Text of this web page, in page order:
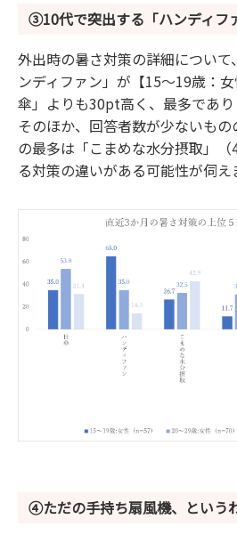
③10代で突出する「ハンディフ
外出時の暑さ対策の詳細につい
ンディファン」が【15～19歳：
傘」よりも30pt高く、最多であり
そのほか、回答者数が少ないもの
の最多は「こまめな水分摂取」
る対策の違いがある可能性が伺え
④ただの手持ち扇風機、という